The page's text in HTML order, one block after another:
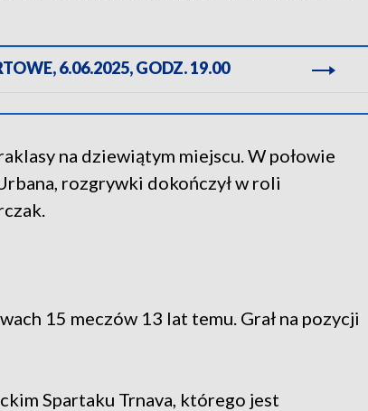
6.06.2025, GODZ. 19.00
na dziewiątym miejscu. W połowie
rozgrywki dokończył w roli
15 meczów 13 lat temu. Grał na pozycji
Spartaku Trnava, którego jest